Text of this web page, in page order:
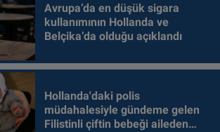
Avrupa’da en düşük sigara
kullanımının Hollanda ve
Belçika’da olduğu açıklandı
Hollanda'daki polis
müdahalesiyle gündeme gelen
Filistinli çiftin bebeği aileden